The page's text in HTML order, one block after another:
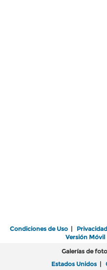
Condiciones de Uso | Privacidad
Versión Móvil
Galerías de
Estados Unidos |